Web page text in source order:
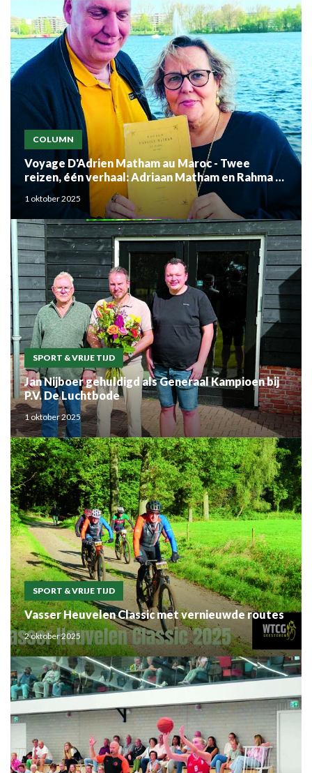
COLUMN
Voyage D'Adrien Matham au Maroc - Twee
reizen, één verhaal: Adriaan Matham en Rahma el
Mouden
1 oktober 2025
SPORT & VRIJE TIJD
Jan Nijboer gehuldigd als Generaal Kampioen bij
P.V. De Luchtbode
1 oktober 2025
SPORT & VRIJE TIJD
Vasser Heuvelen Classic met vernieuwde routes
2 oktober 2025